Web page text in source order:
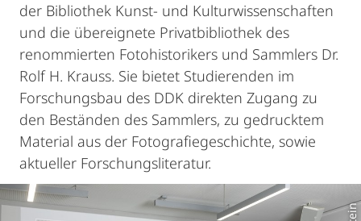
der Bibliothek Kunst- und Kulturwissenschaften
und die übereignete Privatbibliothek des
renommierten Fotohistorikers und Sammlers Dr.
Rolf H. Krauss. Sie bietet Studierenden im
Forschungsbau des DDK direkten Zugang zu
den Beständen des Sammlers, zu gedrucktem
Material aus der Fotografiegeschichte, sowie
aktueller Forschungsliteratur.